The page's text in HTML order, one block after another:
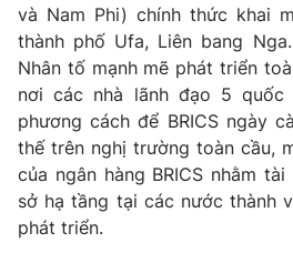
Góc doanh nghiệp
Truyền hình
Phim VTV
Hậu trường
Nhân vật
Khán giả
Giải sao mai
Giải trí
Điện ảnh
Âm nhạc
Sao
Đời sống
Du lịch
Làm đẹp
Giáo dục
và Nam Phi) chính thức khai
thành phố Ufa, Liên bang
Nhân tố mạnh mẽ phát triển
nơi các nhà lãnh đạo 5
phương cách để BRICS ngày
thế trên nghị trường toàn cầu,
của ngân hàng BRICS nhằm
sở hạ tầng tại các nước thành
phát triển.